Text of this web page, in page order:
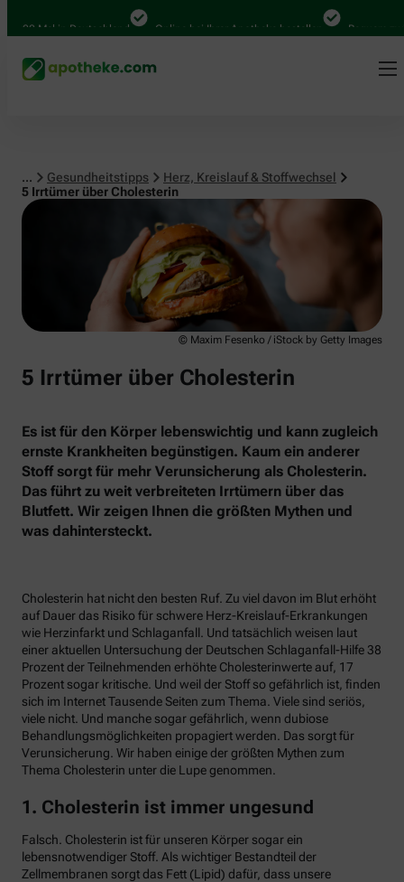
Mal in Deutschland Online bei Ihrer Apotheke bestellen Bequem
... Gesundheitstipps
Herz, Kreislauf & Stoffwechsel
5 Irrtümer über Cholesterin
Herz, Kreislauf & Stoffwechsel
© Maxim Fesenko / iStock by Getty Images
5 Irrtümer über Cholesterin
Es ist für den Körper lebenswichtig und kann zugleich
ernste Krankheiten begünstigen. Kaum ein anderer
Stoff sorgt für mehr Verunsicherung als Cholesterin.
Das führt zu weit verbreiteten Irrtümern über das
Blutfett. Wir zeigen Ihnen die größten Mythen und
was dahintersteckt.
Cholesterin hat nicht den besten Ruf. Zu viel davon im Blut erhöht
auf Dauer das Risiko für schwere Herz-Kreislauf-Erkrankungen
wie Herzinfarkt und Schlaganfall. Und tatsächlich weisen laut
einer aktuellen Untersuchung der Deutschen Schlaganfall-Hilfe 38
Prozent der Teilnehmenden erhöhte Cholesterinwerte auf, 17
Prozent sogar kritische. Und weil der Stoff so gefährlich ist, finden
sich im Internet Tausende Seiten zum Thema. Viele sind seriös,
viele nicht. Und manche sogar gefährlich, wenn dubiose
Behandlungsmöglichkeiten propagiert werden. Das sorgt für
Verunsicherung. Wir haben einige der größten Mythen zum
Thema Cholesterin unter die Lupe genommen.
1. Cholesterin ist immer ungesund
Falsch. Cholesterin ist für unseren Körper sogar ein
lebensnotwendiger Stoff. Als wichtiger Bestandteil der
Zellmembranen sorgt das Fett (Lipid) dafür, dass unsere